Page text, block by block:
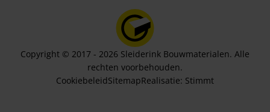
Copyright © 2017 - 2026 Sleiderink Bouwmaterialen. Alle
rechten voorbehouden.
CookiebeleidSitemapRealisatie: Stimmt